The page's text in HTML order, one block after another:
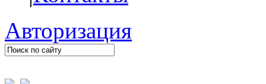
Авторизация